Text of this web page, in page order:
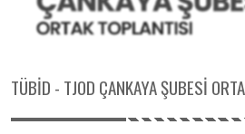
TÜBİD - TJOD ÇANKAYA ŞUBESİ